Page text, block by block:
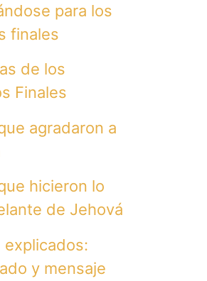
para los
finales
de los
Finales
agradaron a
hicieron lo
de Jehová
explicados:
y mensaje